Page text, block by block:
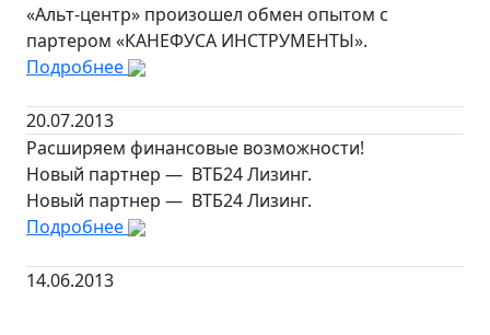
«Альт-центр» произошел обмен опытом с
партером «КАНЕФУСА ИНСТРУМЕНТЫ».
Подробнее
20.07.2013
Расширяем финансовые возможности!
Новый партнер — ВТБ24 Лизинг.
Новый партнер — ВТБ24 Лизинг.
Подробнее
14.06.2013